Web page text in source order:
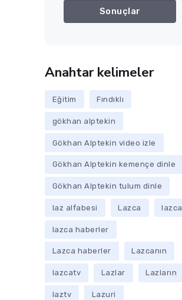
Sonuçlar
Anahtar kelimeler
Eğitim Fındıklı
gökhan alptekin
Gökhan Alptekin video izle
Gökhan Alptekin kemençe dinle
Gökhan Alptekin tulum dinle
laz alfabesi Lazca lazca
lazca haberler
Lazca haberler Lazcanın
lazcatv Lazlar Lazların
laztv Lazuri